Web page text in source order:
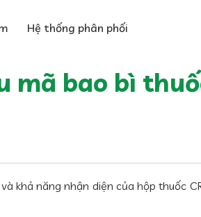
Hệ thống phân phối
mã bao bì
khả năng nhận diện của hộp thuốc